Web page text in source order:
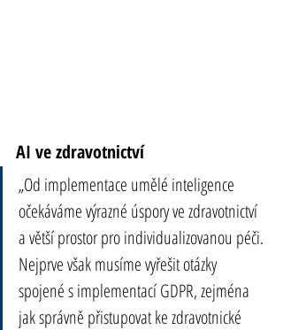
AI ve zdravotnictví
„Od implementace umělé inteligence
očekáváme výrazné úspory ve zdravotnictví
a větší prostor pro individualizovanou péči.
Nejprve však musíme vyřešit otázky
spojené s implementací GDPR, zejména
jak správně přistupovat ke zdravotnické